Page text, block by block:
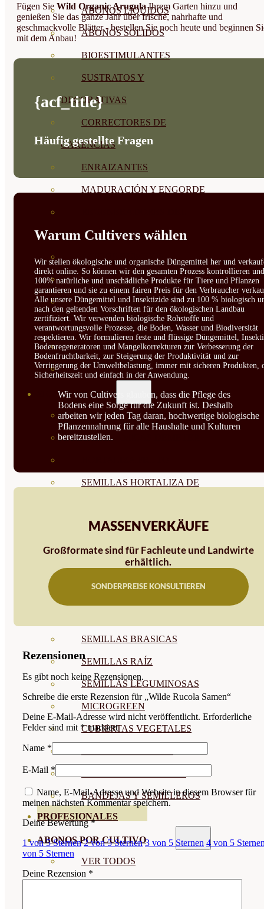
ABONOS LÍQUIDOS
ABONOS SOLIDOS
BIOESTIMULANTES
SUSTRATOS Y
DECORATIVAS
CORRECTORES DE
CARENCIAS
ENRAIZANTES
MADURACIÓN Y ENGORDE
SUELO
ÁCIDOS HÚMICOS
MATERIAS PRIMAS
PROTECCIÓN CULTIVOS Y
PLANTAS
PLANTAS INTERIOR
GROWPUNCH
SEMILLAS
VER TODAS
BIODINÁMICAS DEMETER
SEMILLAS HORTALIZA DE
SEMILLAS AROMÁTICAS
SEMILLAS FLORES
SEMILLAS BRASICAS
SEMILLAS RAÍZ
SEMILLAS LEGUMINOSAS
MICROGREEN
CUBIERTAS VEGETALES
BANDEJAS Y SEMILLEROS
PROFESIONALES
ABONOS POR CULTIVO
VER TODOS
Fügen Sie Wild Organic ArugulaIhrem Garten hinzu und
genießen Sie das ganze Jahr über frische, nahrhafte und
geschmackvolle Blätter - bestellen Sie noch heute und beginnen
mit dem Anbau!
{acf_title}
Häufig gestellte Fragen
Warum Cultivers wählen
Wir stellen ökologische und organische Düngemittel her und
direkt online. So können wir den gesamten Prozess kontrollieren und
100% natürliche und unschädliche Produkte für Tiere und Pflanzen
garantieren und sie zu einem fairen Preis für den Verbraucher
Alle unsere Düngemittel und Insektizide sind zu 100 % biologisch
nach den geltenden Vorschriften für den ökologischen Landbau
zertifiziert. Wir verwenden biologische Rohstoffe und
verantwortungsvolle Prozesse, die Boden, Wasser und Biodiversität
respektieren. Wir formulieren feste und flüssige Düngemittel,
Bodenregeneratoren und Mangelkorrekturen zur Verbesserung der
Bodenfruchtbarkeit, zur Steigerung der Produktivität und zur
Verringerung der Umweltbelastung, immer mit sicheren Produkten,
Sicherheitszeit und einfach in der Anwendung.
Wir von Cultivers glauben, dass die Pflege des
Bodens eine Sorge für die Zukunft ist. Deshalb
arbeiten wir jeden Tag daran, hochwertige biologische
Pflanzennahrung für alle Haushalte und Kulturen
bereitzustellen.
MASSENVERKÄUFE
Großformate sind für Fachleute und Landwirte
erhältlich.
SONDERPREISE KONSULTIEREN
Rezensionen
Es gibt noch keine Rezensionen.
Schreibe die erste Rezension für „Wilde Rucola Samen“
Deine E-Mail-Adresse wird nicht veröffentlicht. Erforderliche
Felder sind mit *markiert
Name *
E-Mail *
Name, E-Mail-Adresse und Website in diesem Browser für
meinen nächsten Kommentar speichern.
Deine Bewertung*
1 von 5 Sternen 2 von 5 Sternen 3 von 5 Sternen 4 von 5
von 5 Sternen
Deine Rezension *